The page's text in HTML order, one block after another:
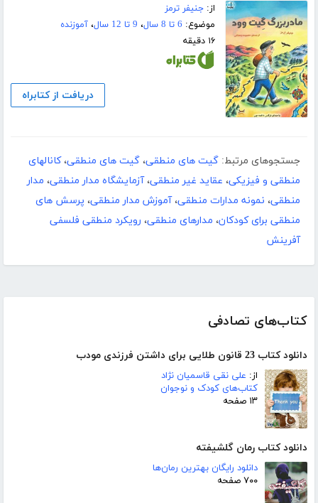
کتاب‌های تصادفی
دانلود کتاب 23 قانون طلایی برای داشتن فرزندی مودب
از: علی نقی قاسمیان نژاد
کتاب‌های کودک و نوجوان
۱۳ صفحه
دانلود کتاب رمان گلشیفته
دانلود رایگان بهترین رمان‌ها
۷۰۰ صفحه
از:جنیفر ترمز
موضوع: 6 تا 8 سال ، 9 تا 12 سال ،آموزنده
۱۶ دقیقه
دریافت از کتابراه
جستجوهای مرتبط: گیت های منطقی، گیت های منطقی،کانالهای
منطقی و فیزیکی، عقاید غیر منطقی،آزمایشگاه مدار منطقی، مدار
منطقی، نمونه مدارات منطقی،آموزش مدار منطقی، پرسش های
منطقی برای کودکان، مدارهای منطقی، رویکرد منطقی فلسفی
آفرینش